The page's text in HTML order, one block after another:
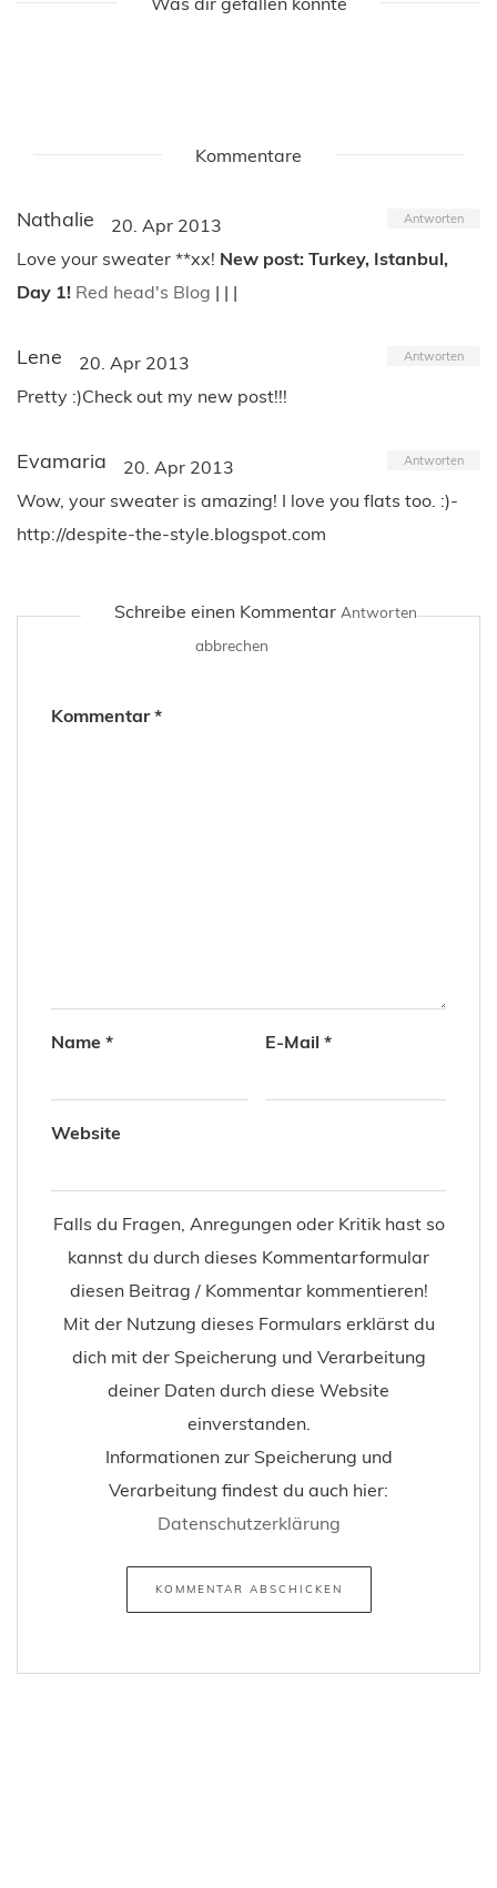
Kommentare
Nathalie 20. Apr 2013 Antworten
Love your sweater **xx! New post: Turkey, Istanbul,
Day 1! Red head's Blog | | |
Lene 20. Apr 2013 Antworten
Pretty :)Check out my new post!!!
Evamaria 20. Apr 2013 Antworten
Wow, your sweater is amazing! I love you flats too. :)-
http://despite-the-style.blogspot.com
Schreibe einen Kommentar Antworten
abbrechen
Kommentar*
Name * E-Mail *
Website
Falls du Fragen, Anregungen oder Kritik hast so
kannst du durch dieses Kommentarformular
diesen Beitrag / Kommentar kommentieren!
Mit der Nutzung dieses Formulars erklärst du
dich mit der Speicherung und Verarbeitung
deiner Daten durch diese Website
einverstanden.
Informationen zur Speicherung und
Verarbeitung findest du auch hier:
Datenschutzerklärung